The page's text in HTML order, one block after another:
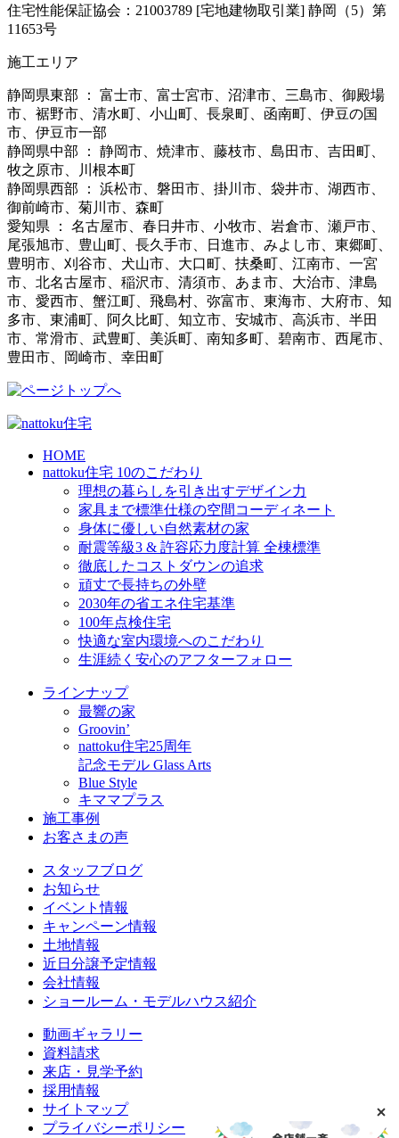
住宅性能保証協会：21003789 [宅地建物取引業] 静岡（5）第
11653号
施工エリア
静岡県東部 ： 富士市、富士宮市、沼津市、三島市、御殿場
市、裾野市、清水町、小山町、長泉町、函南町、伊豆の国
市、伊豆市一部
静岡県中部 ： 静岡市、焼津市、藤枝市、島田市、吉田町、
牧之原市、川根本町
静岡県西部 ： 浜松市、磐田市、掛川市、袋井市、湖西市、
御前崎市、菊川市、森町
愛知県 ： 名古屋市、春日井市、小牧市、岩倉市、瀬戸市、
尾張旭市、豊山町、長久手市、日進市、みよし市、東郷町、
豊明市、刈谷市、犬山市、大口町、扶桑町、江南市、一宮
市、北名古屋市、稲沢市、清須市、あま市、大治市、津島
市、愛西市、蟹江町、飛島村、弥富市、東海市、大府市、知
多市、東浦町、阿久比町、知立市、安城市、高浜市、半田
市、常滑市、武豊町、美浜町、南知多町、碧南市、西尾市、
豊田市、岡崎市、幸田町
HOME
nattoku住宅 10のこだわり
理想の暮らしを引き出すデザイン力
家具まで標準仕様の空間コーディネート
身体に優しい自然素材の家
耐震等級3 & 許容応力度計算 全棟標準
徹底したコストダウンの追求
頑丈で長持ちの外壁
2030年の省エネ住宅基準
100年点検住宅
快適な室内環境へのこだわり
生涯続く安心のアフターフォロー
ラインナップ
最響の家
Groovin’
nattoku住宅25周年
記念モデル Glass Arts
Blue Style
キママプラス
施工事例
お客さまの声
スタッフブログ
お知らせ
イベント情報
キャンペーン情報
土地情報
近日分譲予定情報
会社情報
ショールーム・モデルハウス紹介
動画ギャラリー
資料請求
来店・見学予約
採用情報
サイトマップ
プライバシーポリシー